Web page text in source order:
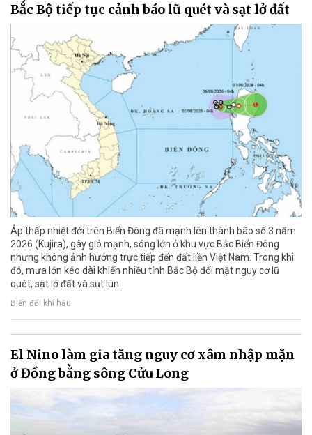
Bắc Bộ tiếp tục cảnh báo lũ quét và sạt lở đất
Áp thấp nhiệt đới trên Biển Đông đã mạnh lên thành bão số 3 năm
2026 (Kujira), gây gió mạnh, sóng lớn ở khu vực Bắc Biển Đông
nhưng không ảnh hưởng trực tiếp đến đất liền Việt Nam. Trong khi
đó, mưa lớn kéo dài khiến nhiều tỉnh Bắc Bộ đối mặt nguy cơ lũ
quét, sạt lở đất và sụt lún.
Biến đổi khí hậu
El Nino làm gia tăng nguy cơ xâm nhập mặn
ở Đồng bằng sông Cửu Long